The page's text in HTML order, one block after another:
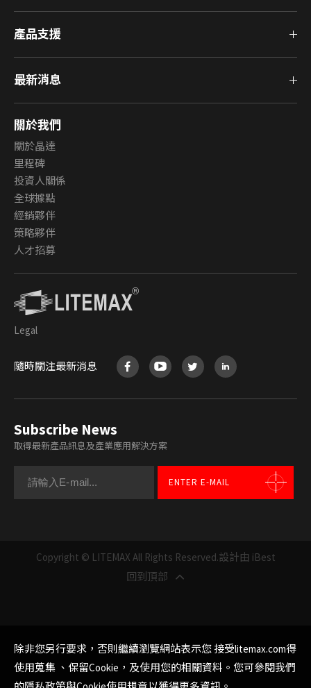
產品支援
最新消息
關於我們
關於晶達
里程碑
投資人關係
全球據點
經銷夥伴
策略夥伴
人才招募
Legal
隨時關注最新消息
Subscribe News
取得最新產品訊息及產業應用解決方案
ENTER E-MAIL
Copyright © LITEMAX All Rights Reserved.設計由 iBest
回到頂部
除非您另行要求，否則繼續瀏覽網站表示您 接受litemax.com得
使用蒐集 、保留Cookie，及使用您的相關資料。您可參閱我們